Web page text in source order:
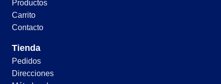
Productos
Carrito
Contacto
Tienda
Pedidos
Direcciones